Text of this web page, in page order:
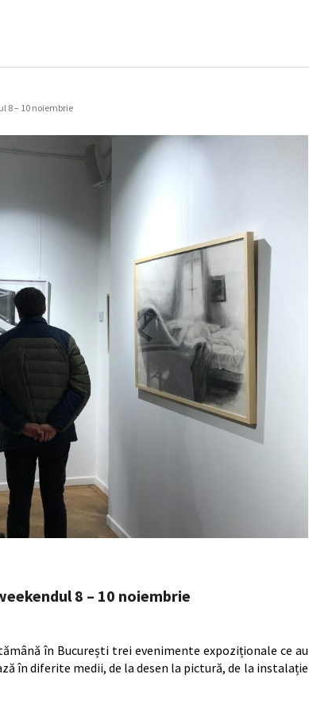
8 – 10 noiembrie
8 – 10 noiembrie
în București trei evenimente expoziționale ce au
în diferite medii, de la desen la pictură, de la instalație